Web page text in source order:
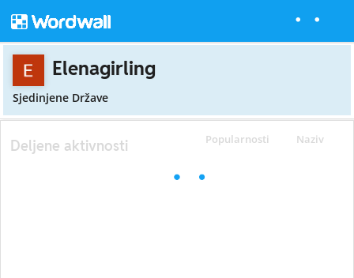
Elenagirling
Sjedinjene Države
Popularnosti Naziv
Deljene aktivnosti